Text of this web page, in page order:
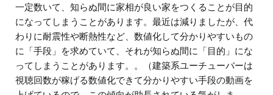
一定数いて、知らぬ間に家相が良い家をつくることが目的
になってしまうことがあります。最近は減りましたが、代
わりに耐震性や断熱性など、数値化して分かりやすいもの
に「手段」を求めていて、それが知らぬ間に「目的」にな
ってしまうことがあります。。（建築系ユーチューバーは
視聴回数が稼げる数値化できて分かりやすい手段の動画を